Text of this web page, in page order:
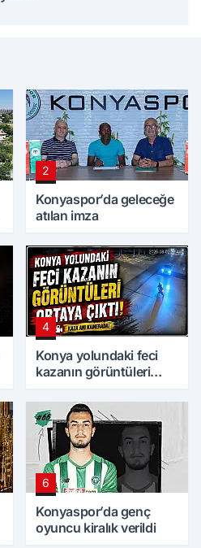
2
Konyaspor’da geleceğe
atılan imza
4
Konya yolundaki feci
kazanın görüntüleri
6
Konyaspor’da genç
oyuncu kiralık verildi